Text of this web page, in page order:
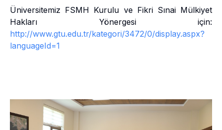
Üniversitemiz FSMH Kurulu ve Fikri Sınai Mülkiyet
Hakları Yönergesi için:
http://www.gtu.edu.tr/kategori/3472/0/display.aspx?
languageId=1